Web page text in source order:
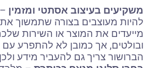
משקיעים בעיצוב אסתטי ומזמין –
להיות מעוצבים בצורה שתמשוך
מייעדים את המוצר או השירות
ובולטים, אך כמובן לא להתפרע עם
הברושור צריך גם להעביר מידע